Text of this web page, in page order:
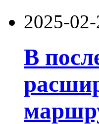
2025-
В